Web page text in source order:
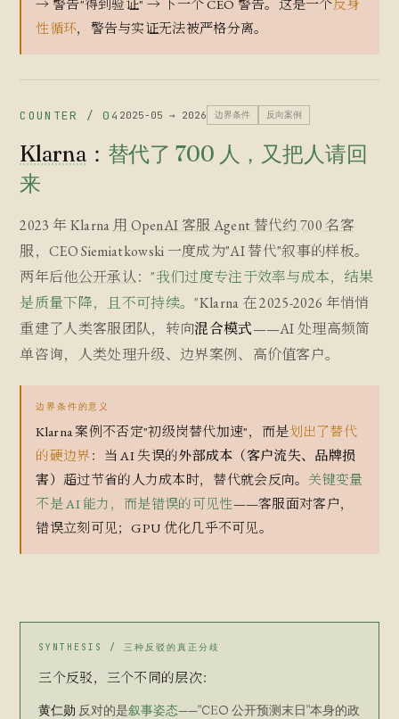
→ 警告"得到验证" → 下一个 CEO 警告。这是一个反身
性循环，警告与实证无法被严格分离。
COUNTER / 04 2025-05 → 2026 边界条件 反向案例
Klarna： 替代了 700 人，又把人请回
来
2023 年 Klarna 用 OpenAI 客服 Agent 替代约 700 名客
服，CEO Siemiatkowski 一度成为"AI 替代"叙事的样板。
两年后他公开承认："我们过度专注于效率与成本，结果
是质量下降，且不可持续。"Klarna 在 2025-2026 年悄悄
重建了人类客服团队，转向混合模式——AI 处理高频简
单咨询，人类处理升级、边界案例、高价值客户。
边界条件的意义
Klarna 案例不否定"初级岗替代加速"，而是划出了替代
的硬边界：当 AI 失误的外部成本（客户流失、品牌损
害） 超过节省的人力成本时，替代就会反向。 关键变量
不是 AI 能力，而是错误的可见性——客服面对客户，
错误立刻可见；GPU 优化几乎不可见。
SYNTHESIS / 三种反驳的真正分歧
三个反驳，三个不同的层次：
黄仁勋 反对的是叙事姿态——"CEO 公开预测末日"本身的政